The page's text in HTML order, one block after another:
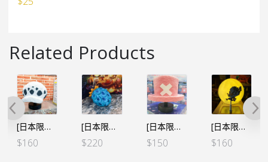
Related Products
[日本限定] 海賊王 房間小夜燈 羅帽
$160
[日本限定] 海賊王 惡魔果實 房間小夜燈 – 凱多 魚魚果實 青龍型態
$220
[日本限定] 海賊王 房間小夜燈 – 索柏 粉紅帽 兩年前Ver.
$150
[日本限定] 海賊王 房間小夜燈 月球燈 路飛 五檔 解放之鼓
$160